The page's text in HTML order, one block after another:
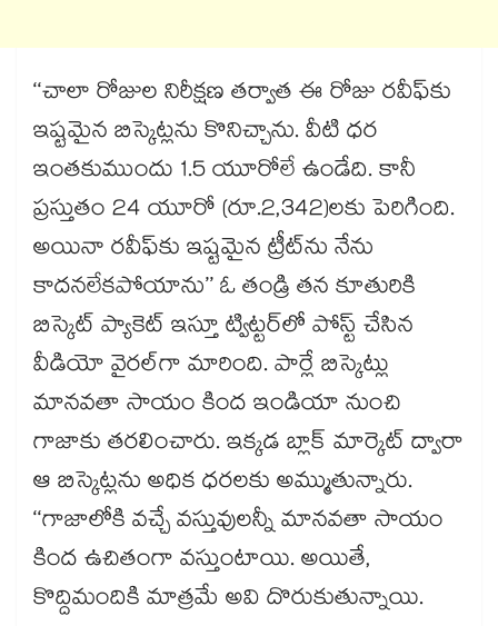
‘‘చాలా రోజుల నిరీక్షణ తర్వాత ఈ రోజు రవీఫ్‌కు
ఇష్టమైన బిస్కెట్లను కొనిచ్చాను. వీటి ధర
ఇంతకుముందు 1.5 యూరోలే ఉండేది. కానీ
ప్రస్తుతం 24 యూరో (రూ.2,342)లకు పెరిగింది.
అయినా రవీఫ్‌కు ఇష్టమైన ట్రీట్‌ను నేను
కాదనలేకపోయాను’’ ఓ తండ్రి తన కూతురికి
బిస్కెట్‌ ప్యాకెట్‌ ఇస్తూ ట్విట్టర్‌‌లో పోస్ట్‌ చేసిన
వీడియో వైరల్‌గా మారింది. పార్లే బిస్కెట్లు
మానవతా సాయం కింద ఇండియా నుంచి
గాజాకు తరలించారు. ఇక్కడ బ్లాక్‌ మార్కెట్‌ ద్వారా
ఆ బిస్కెట్లను అధిక ధరలకు అమ్ముతున్నారు.
‘‘గాజాలోకి వచ్చే వస్తువులన్నీ మానవతా సాయం
కింద ఉచితంగా వస్తుంటాయి. అయితే,
కొద్దిమందికి మాత్రమే అవి దొరుకుతున్నాయి.